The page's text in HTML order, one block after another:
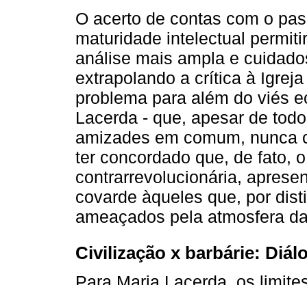
O acerto de contas com o
maturidade intelectual
análise mais ampla e
extrapolando a crítica à
problema para além do viés
Lacerda - que, apesar de
amizades em comum, nunca
ter concordado que, de fato,
contrarrevolucionária,
covarde àqueles que, por
ameaçados pela atmosfera
Civilização x barbárie: